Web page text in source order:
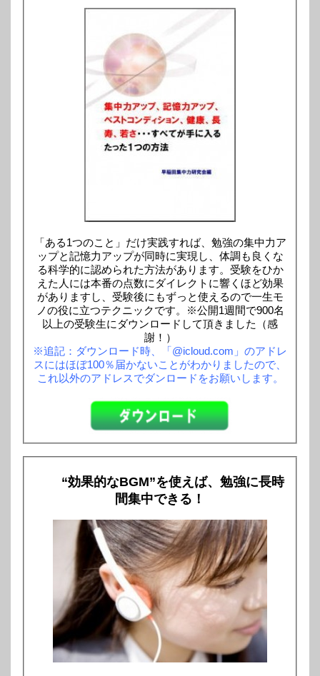
「ある1つのこと」だけ実践すれば、勉強の集中力ア
ップと記憶力アップが同時に実現し、体調も良くな
る科学的に認められた方法があります。受験をひか
えた人には本番の点数にダイレクトに響くほど効果
がありますし、受験後にもずっと使えるので一生モ
ノの役に立つテクニックです。※公開1週間で900名
以上の受験生にダウンロードして頂きました（感
謝！）
※追記：ダウンロード時、「@icloud.com」のアドレ
スにはほぼ100％届かないことがわかりましたので、
これ以外のアドレスでダンロードをお願いします。
“効果的なBGM”を使えば、勉強に長時
間集中できる！